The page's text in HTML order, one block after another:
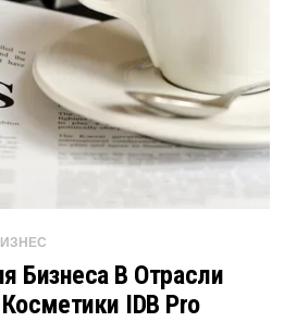
Бизнеса В Отрасли
IDB Pro